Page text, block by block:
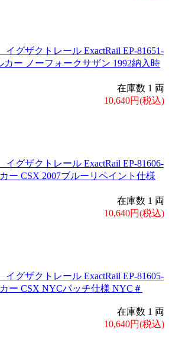
イグザクトレール ExactRail EP-81651-
カー ノーフォークサザン 1992納入時
在庫数 1 両
10,640円(税込)
イグザクトレール ExactRail EP-81606-
ー CSX 2007ブルーリペイント仕様
在庫数 1 両
10,640円(税込)
イグザクトレール ExactRail EP-81605-
ー CSX NYCパッチ仕様 NYC＃
在庫数 1 両
10,640円(税込)